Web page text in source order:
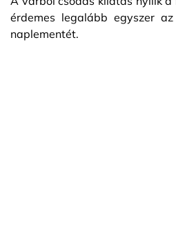
érdemes legalább egyszer
naplementét.